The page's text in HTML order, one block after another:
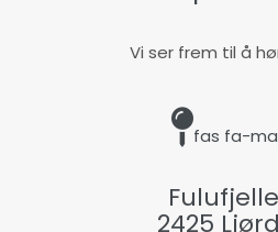
Vi ser frem til å
fas fa-
2425